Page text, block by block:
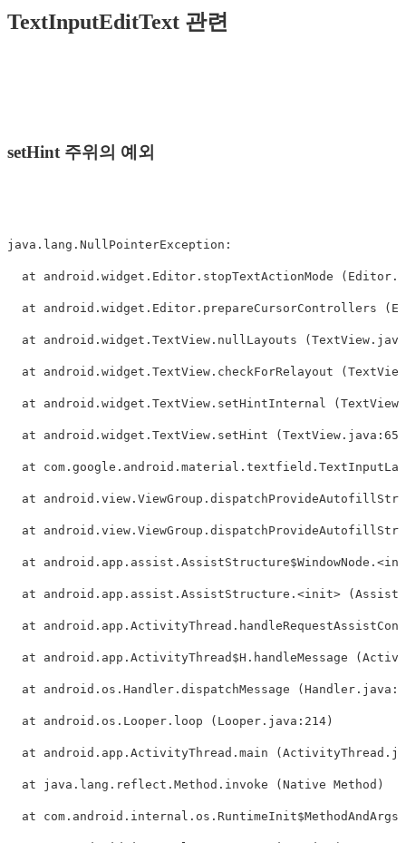
TextInputEditText 관련
setHint 주위의 예외
java.lang.NullPointerException:
at android.widget.Editor.stopTextActionMode
at android.widget.Editor.prepareCursorControllers
at android.widget.TextView.nullLayouts
at android.widget.TextView.checkForRelayout
at android.widget.TextView.setHintInternal
at android.widget.TextView.setHint
at
at
at
at
at android.app.assist.AssistStructure.<init>
at
at android.app.ActivityThread$H.handleMessage
at android.os.Handler.dispatchMessage
  at android.os.Looper.loop (Looper.java:214)
at android.app.ActivityThread.main
  at java.lang.reflect.Method.invoke (Native Method)
at